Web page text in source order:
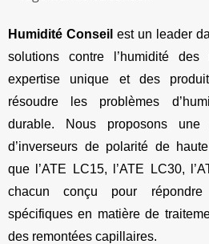
Humidité Conseil est un leader
solutions contre l’humidité des
expertise unique et des
résoudre les problèmes
durable. Nous proposons une
d’inverseurs de polarité de
que l’ATE LC15, l’ATE LC30,
chacun conçu pour
spécifiques en matière de
des remontées capillaires.